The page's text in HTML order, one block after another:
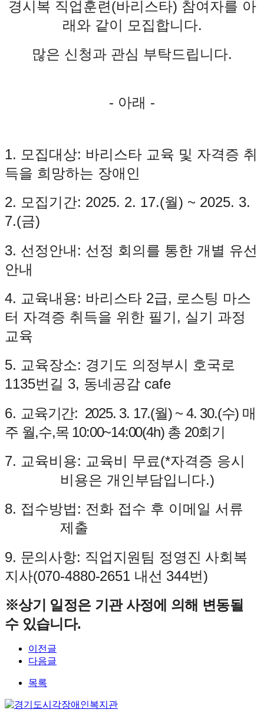
경시복 직업훈련(바리스타) 참여자를 아
래와 같이 모집합니다.
많은 신청과 관심 부탁드립니다.
- 아래 -
1. 모집대상: 바리스타 교육 및 자격증 취
득을 희망하는 장애인
2. 모집기간: 2025. 2. 17.(월) ~ 2025. 3.
7.(금)
3. 선정안내: 선정 회의를 통한 개별 유선
안내
4. 교육내용: 바리스타 2급, 로스팅 마스
터 자격증 취득을 위한 필기 , 실기
과정
교육
5. 교육장소: 경기도 의정부시 호국로
1135번길 3, 동네공감 cafe
6. 교육기간: 2025. 3. 17.(월) ~ 4. 30.(수) 매
주 월,수,목 10:00~14:00(4h) 총 20회기
7. 교육비용: 교육비 무료(*자격증 응시
비용은 개인부담입니다.)
8. 접수방법: 전화 접수 후 이메일 서류
제출
9. 문의사항: 직업지원팀 정영진 사회복
지사(070-4880-2651 내선 344번)
※상기 일정은 기관 사정에 의해 변동될
수 있습니다.
이전글
다음글
목록